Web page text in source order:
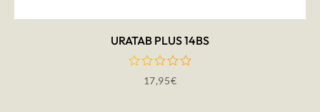
URATAB PLUS 14BS
17,95€